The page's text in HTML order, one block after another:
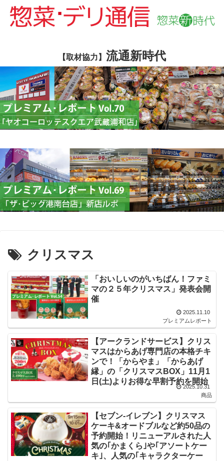
【取材協力】 流通新時代
クリスマス
「おいしいのがいちばん！ファミ
マの２５年クリスマス」発表会開
催
2025.11.10
プレミアムレポート
【アークランドサービス】クリス
マスはからあげ専門店の本格チキ
ンで！「からやま」「からあげ
縁」の「クリスマスBOX」11月1
日(土)よりお得な早割予約を開始
2025.10.31
商品
【セブン-イレブン】クリスマス
ケーキ&オードブルなど約50品の
予約開始！リニューアルされた人
気の｢かまくら｣や｢アソートケー
キ｣、人気の｢キャラクターケー